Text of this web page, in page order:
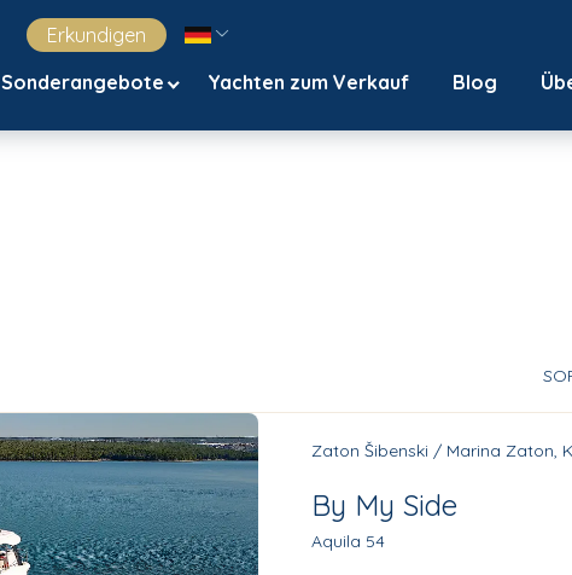
Erkundigen
Sonderangebote Yachten zum Verkauf Blog
Zaton Šibenski / Marina Zaton,
By My Side
Aquila 54